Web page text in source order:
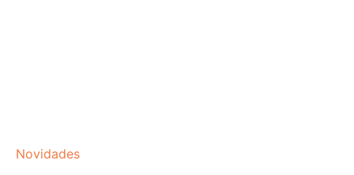
Novidades